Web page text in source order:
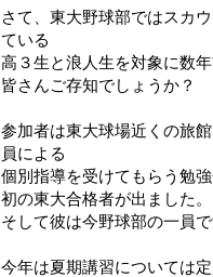
さて、東大野球部ではスカ
ている
高３生と浪人生を対象に数
皆さんご存知でしょうか？
参加者は東大球場近くの旅
員による
個別指導を受けてもらう勉
初の東大合格者が出ました。
そして彼は今野球部の一員
今年は夏期講習については